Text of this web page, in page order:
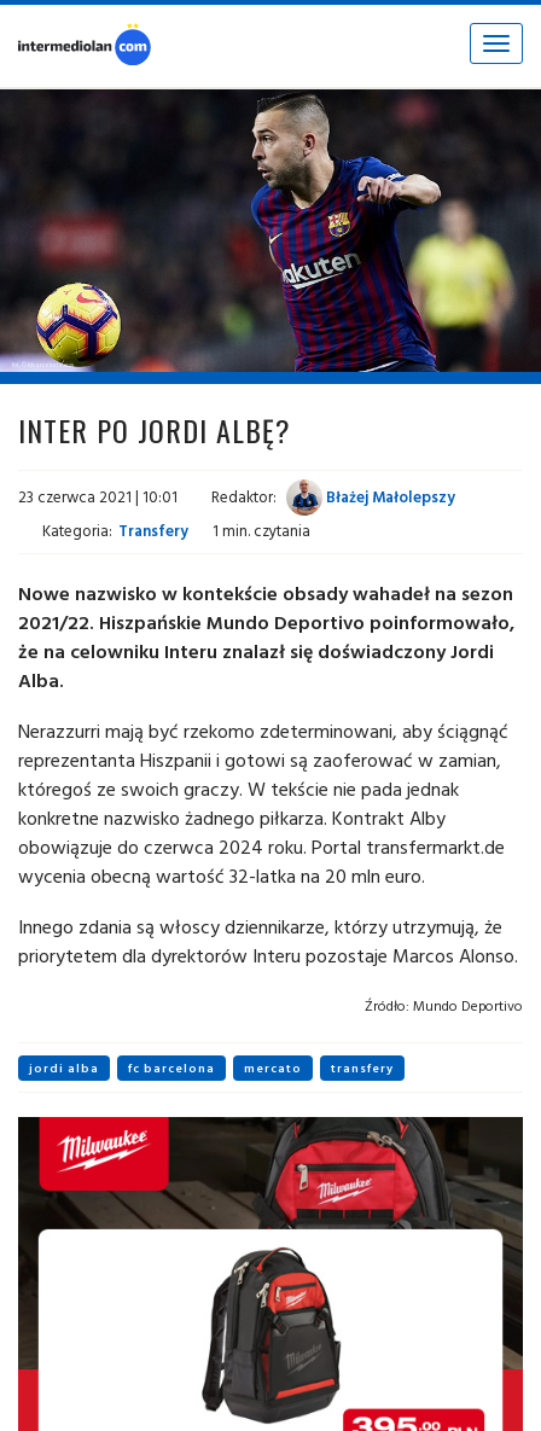
Toggle
fot. © fcbarcelona.com
INTER PO JORDI ALBĘ?
23 czerwca 2021 | 10:01 Redaktor:
Błażej Małolepszy
Kategoria: Transfery 1 min. czytania
Nowe nazwisko w kontekście obsady wahadeł na sezon
2021/22. Hiszpańskie Mundo Deportivo poinformowało,
że na celowniku Interu znalazł się doświadczony Jordi
Alba.
Nerazzurri mają być rzekomo zdeterminowani, aby ściągnąć
reprezentanta Hiszpanii i gotowi są zaoferować w zamian,
któregoś ze swoich graczy. W tekście nie pada jednak
konkretne nazwisko żadnego piłkarza. Kontrakt Alby
obowiązuje do czerwca 2024 roku. Portal transfermarkt.de
wycenia obecną wartość 32-latka na 20 mln euro.
Innego zdania są włoscy dziennikarze, którzy utrzymują, że
priorytetem dla dyrektorów Interu pozostaje Marcos Alonso.
Źródło: Mundo Deportivo
jordi alba fc barcelona mercato transfery